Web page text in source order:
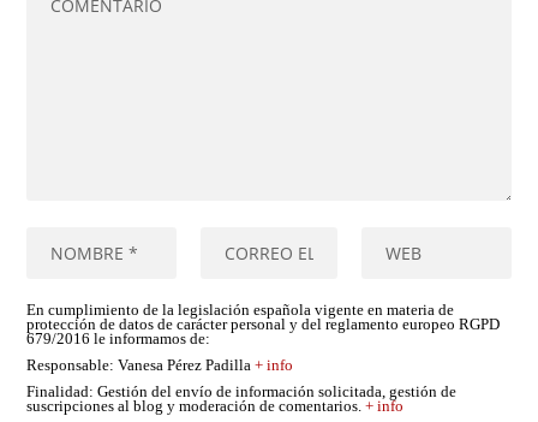
En cumplimiento de la legislación española vigente en materia de
protección de datos de carácter personal y del reglamento europeo RGPD
679/2016 le informamos de:
Responsable: Vanesa Pérez Padilla+ info
Finalidad: Gestión del envío de información solicitada, gestión de
suscripciones al blog y moderación de comentarios.+ info